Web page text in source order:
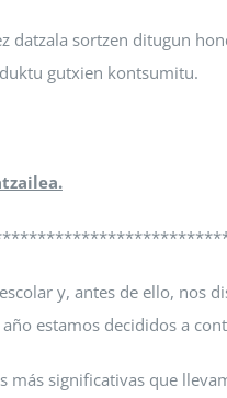
datzala sortzen ditugun
gutxien kontsumitu.
y, antes de ello, nos
estamos decididos a
significativas que